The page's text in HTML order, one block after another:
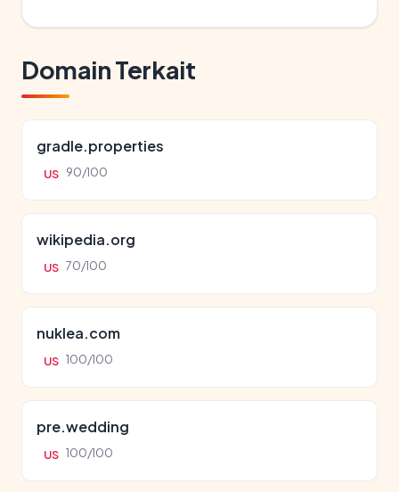
Domain Terkait
gradle.properties
US 90/100
wikipedia.org
US 70/100
nuklea.com
US 100/100
pre.wedding
US 100/100